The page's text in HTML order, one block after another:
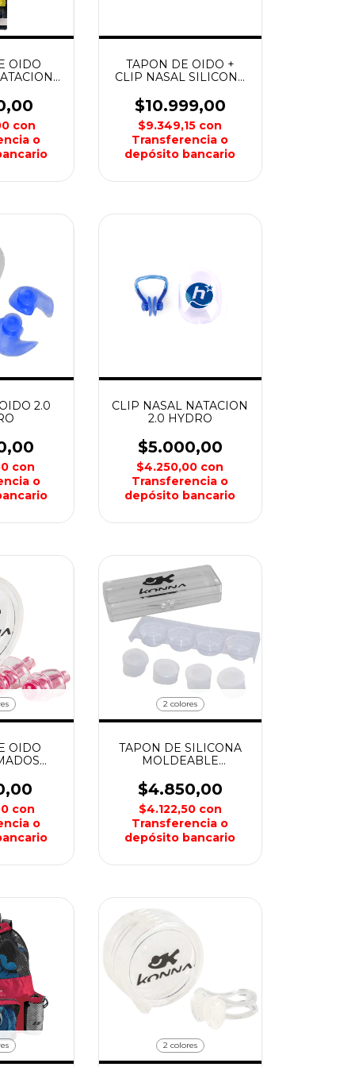
OIDO
con
o
TAPON DE OIDO +
CLIP NASAL SILICONA
$10.999,00
$9.349,15 con
Transferencia o
depósito bancario
2.0
con
o
CLIP NASAL NATACION
2.0 HYDRO
$5.000,00
$4.250,00 con
Transferencia o
depósito bancario
OIDO
con
o
2 colores
TAPON DE SILICONA
MOLDEABLE
$4.850,00
$4.122,50 con
Transferencia o
depósito bancario
2 colores